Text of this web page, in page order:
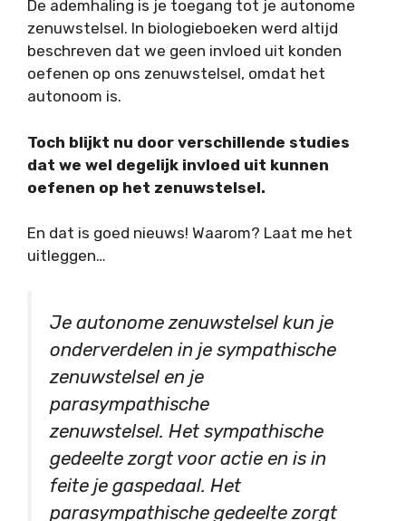
De ademhaling is je toegang tot je autonome
zenuwstelsel. In biologieboeken werd altijd
beschreven dat we geen invloed uit konden
oefenen op ons zenuwstelsel, omdat het
autonoom is.
Toch blijkt nu door verschillende studies
dat we wel degelijk invloed uit kunnen
oefenen op het zenuwstelsel.
En dat is goed nieuws! Waarom? Laat me het
uitleggen…
Je autonome zenuwstelsel kun je
onderverdelen in je sympathische
zenuwstelsel en je
parasympathische
zenuwstelsel. Het sympathische
gedeelte zorgt voor actie en is in
feite je gaspedaal. Het
parasympathische gedeelte zorgt